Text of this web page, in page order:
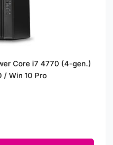
Core i7 4770 (4-gen.)
/ Win 10 Pro